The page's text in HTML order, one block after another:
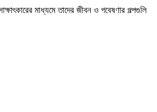
মাধ্যমে তাদের জীবন ও গবেষণার গল্পগুলি